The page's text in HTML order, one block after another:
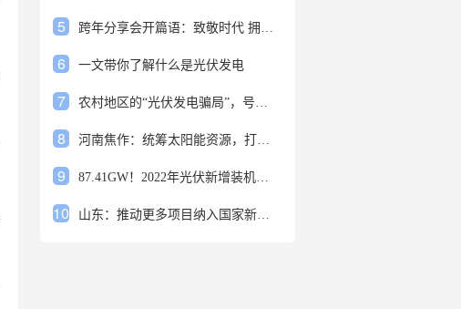
5 跨年分享会开篇语：致敬时代 拥抱变革
6 一文带你了解什么是光伏发电
7 农村地区的“光伏发电骗局”，号称能用屋顶赚钱，不少人已经上当
8 河南焦作：统筹太阳能资源，打造百万千瓦级光伏基地
9 87.41GW！2022年光伏新增装机规模发布
10 山东：推动更多项目纳入国家新增风光大基地项目